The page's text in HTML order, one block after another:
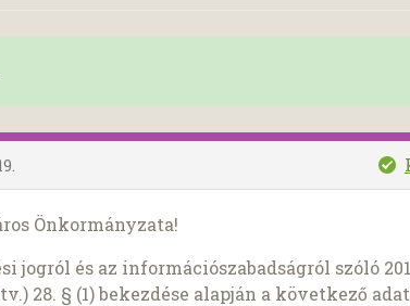
Önkormányzata!
jogról és az információszabadságról szóló
28. § (1) bekezdése alapján a következő